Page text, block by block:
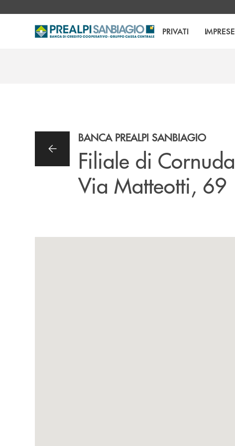
PRIVATI IMPRESE
BANCA PREALPI SANBIAGIO
Filiale di Cornuda
Via Matteotti, 69